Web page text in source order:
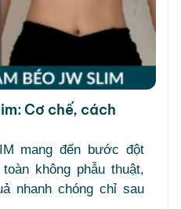
Cơ chế, cách
mang đến bước đột
không phẫu thuật,
nhanh chóng chỉ sau